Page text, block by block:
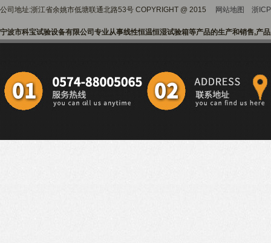
公司地址:浙江省余姚市低塘联通北路53号 COPYRIGHT @ 2015 网站地图 浙
宁波市科宝试验设备有限公司专业从事线性恒温恒湿试验箱等产品的生产和销售,产